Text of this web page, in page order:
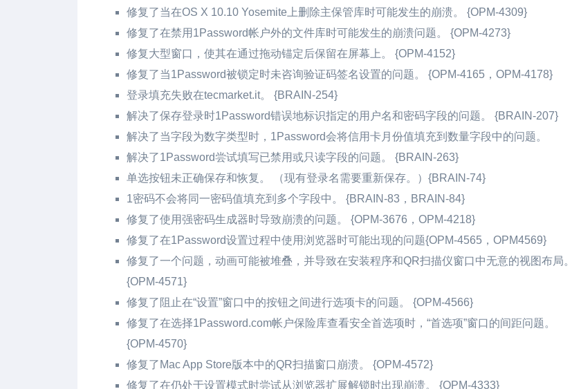
修复了当在OS X 10.10 Yosemite上删除主保管库时可能发生的崩溃。 {OPM-4309}
修复了在禁用1Password帐户外的文件库时可能发生的崩溃问题。 {OPM-4273}
修复大型窗口，使其在通过拖动锚定后保留在屏幕上。 {OPM-4152}
修复了当1Password被锁定时未咨询验证码签名设置的问题。 {OPM-4165，OPM-4178}
登录填充失败在tecmarket.it。 {BRAIN-254}
解决了保存登录时1Password错误地标识指定的用户名和密码字段的问题。 {BRAIN-207}
解决了当字段为数字类型时，1Password会将信用卡月份值填充到数量字段中的问题。
解决了1Password尝试填写已禁用或只读字段的问题。 {BRAIN-263}
单选按钮未正确保存和恢复。 （现有登录名需要重新保存。）{BRAIN-74}
1密码不会将同一密码值填充到多个字段中。 {BRAIN-83，BRAIN-84}
修复了使用强密码生成器时导致崩溃的问题。 {OPM-3676，OPM-4218}
修复了在1Password设置过程中使用浏览器时可能出现的问题{OPM-4565，OPM4569}
修复了一个问题，动画可能被堆叠，并导致在安装程序和QR扫描仪窗口中无意的视图布局。
{OPM-4571}
修复了阻止在“设置”窗口中的按钮之间进行选项卡的问题。 {OPM-4566}
修复了在选择1Password.com帐户保险库查看安全首选项时，“首选项”窗口的间距问题。
{OPM-4570}
修复了Mac App Store版本中的QR扫描窗口崩溃。 {OPM-4572}
修复了在仍处于设置模式时尝试从浏览器扩展解锁时出现崩溃。 {OPM-4333}